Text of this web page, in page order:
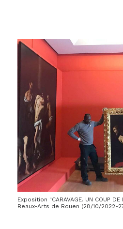
Exposition "CARAVAGE. UN COUP
Beaux-Arts de Rouen (28/10/2022-